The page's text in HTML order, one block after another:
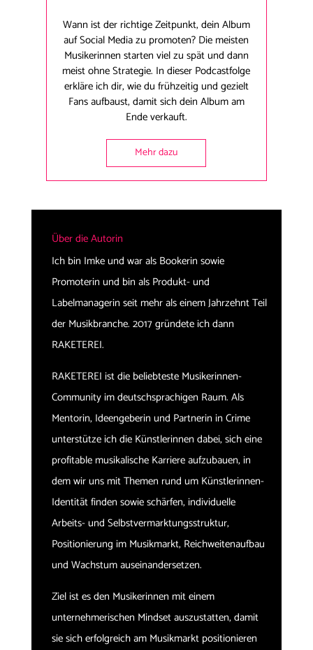
Wann ist der richtige Zeitpunkt, dein Album
auf Social Media zu promoten? Die meisten
Musikerinnen starten viel zu spät und dann
meist ohne Strategie. In dieser Podcastfolge
erkläre ich dir, wie du frühzeitig und gezielt
Fans aufbaust, damit sich dein Album am
Ende verkauft.
Mehr dazu
Über die Autorin
Ich bin Imke und war als Bookerin sowie
Promoterin und bin als Produkt- und
Labelmanagerin seit mehr als einem Jahrzehnt Teil
der Musikbranche. 2017 gründete ich dann
RAKETEREI.
RAKETEREI ist die beliebteste Musikerinnen-
Community im deutschsprachigen Raum. Als
Mentorin, Ideengeberin und Partnerin in Crime
unterstütze ich die Künstlerinnen dabei, sich eine
profitable musikalische Karriere aufzubauen, in
dem wir uns mit Themen rund um Künstlerinnen-
Identität finden sowie schärfen, individuelle
Arbeits- und Selbstvermarktungsstruktur,
Positionierung im Musikmarkt, Reichweitenaufbau
und Wachstum auseinandersetzen.
Ziel ist es den Musikerinnen mit einem
unternehmerischen Mindset auszustatten, damit
sie sich erfolgreich am Musikmarkt positionieren